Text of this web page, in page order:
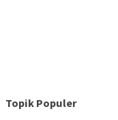
Topik Populer